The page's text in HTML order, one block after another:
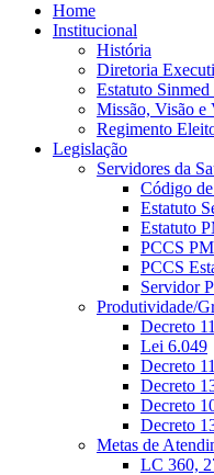
Home
Institucional
História
Diretoria
Estatuto Sinmed
Missão, Visão e
Regimento
Legislação
Servidores da
Código
Estatuto
Estatuto
PCCS
PCCS
Servidor
Produtividade/
Decreto
Lei 6.049
Decreto
Decreto
Decreto
Decreto
Metas de
LC 360,